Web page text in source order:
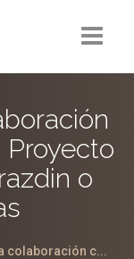
o
colaboración c...